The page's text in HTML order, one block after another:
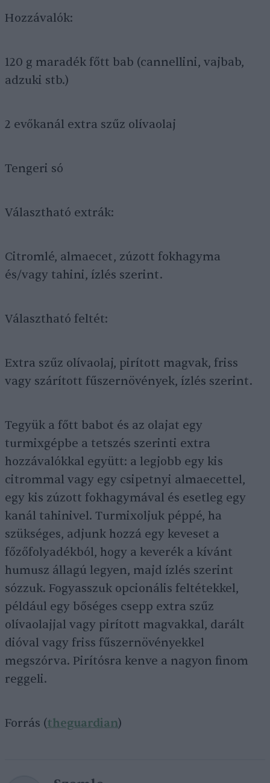
Hozzávalók:
120 g maradék főtt bab (cannellini, vajbab,
adzuki stb.)
2 evőkanál extra szűz olívaolaj
Tengeri só
Választható extrák:
Citromlé, almaecet, zúzott fokhagyma
és/vagy tahini, ízlés szerint.
Választható feltét:
Extra szűz olívaolaj, pirított magvak, friss
vagy szárított fűszernövények, ízlés szerint.
Tegyük a főtt babot és az olajat egy
turmixgépbe a tetszés szerinti extra
hozzávalókkal együtt: a legjobb egy kis
citrommal vagy egy csipetnyi almaecettel,
egy kis zúzott fokhagymával és esetleg egy
kanál tahinivel. Turmixoljuk péppé, ha
szükséges, adjunk hozzá egy keveset a
főzőfolyadékból, hogy a keverék a kívánt
humusz állagú legyen, majd ízlés szerint
sózzuk. Fogyasszuk opcionális feltétekkel,
például egy bőséges csepp extra szűz
olívaolajjal vagy pirított magvakkal, darált
dióval vagy friss fűszernövényekkel
megszórva. Pirítósra kenve a nagyon finom
reggeli.
Forrás (theguardian)